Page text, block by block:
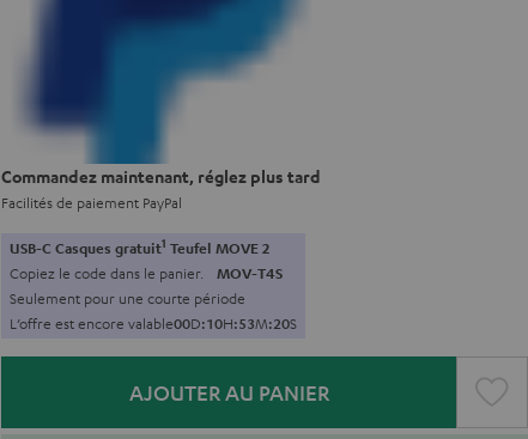
Commandez maintenant, réglez plus tard
Facilités de paiement PayPal
USB-C Casques gratuit1 Teufel MOVE 2
Copiez le code dans le panier. MOV-T4S
Seulement pour une courte période
L’offre est encore valable00D:10H:53M:18S
AJOUTER AU PANIER